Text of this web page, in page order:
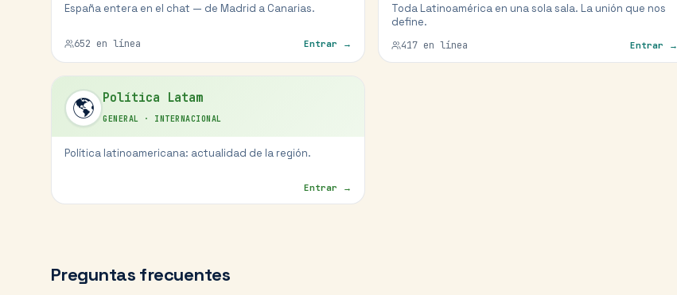
España entera en el chat — de Madrid a Canarias.
652 en línea Entrar →
Toda Latinoamérica en una sola sala. La unión que nos
define.
417en línea Entrar →
🌎 Política Latam
GENERAL · INTERNACIONAL
Política latinoamericana: actualidad de la región.
Entrar →
Preguntas frecuentes